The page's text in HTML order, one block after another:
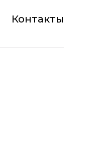
Контакты